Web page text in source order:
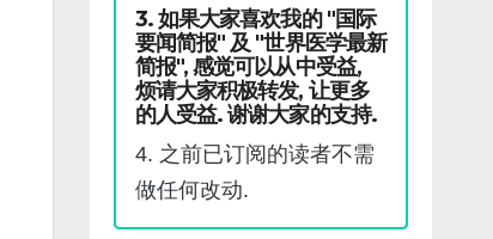
3. 如果大家喜欢我的 "国际
要闻简报" 及 "世界医学最新
简报", 感觉可以从中受益,
烦请大家积极转发, 让更多
的人受益. 谢谢大家的支持.
4. 之前已订阅的读者不需
做任何改动.